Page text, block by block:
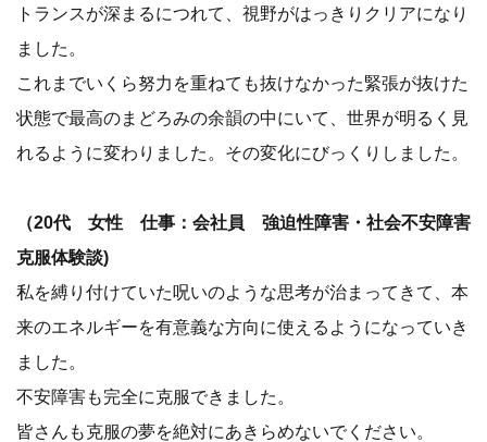
トランスが深まるにつれて、視野がはっきりクリアになり
ました。
これまでいくら努力を重ねても抜けなかった緊張が抜けた
状態で最高のまどろみの余韻の中にいて、世界が明るく見
れるように変わりました。その変化にびっくりしました。
（20代 女性 仕事：会社員 強迫性障害・社会不安障害
克服体験談)
私を縛り付けていた呪いのような思考が治まってきて、本
来のエネルギーを有意義な方向に使えるようになっていき
ました。
不安障害も完全に克服できました。
皆さんも克服の夢を絶対にあきらめないでください。